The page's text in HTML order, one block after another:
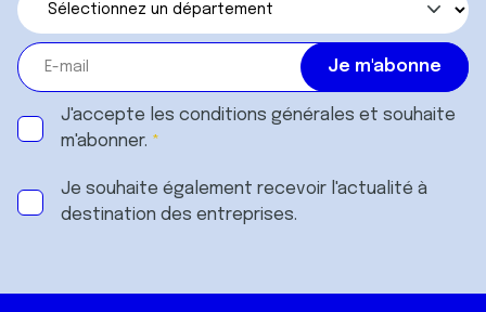
J'accepte les conditions générales et souhaite
m'abonner.
Je souhaite également recevoir l'actualité à
destination des entreprises.